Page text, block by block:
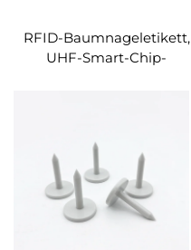
RFID-Baumnageletikett,
UHF-Smart-Chip-